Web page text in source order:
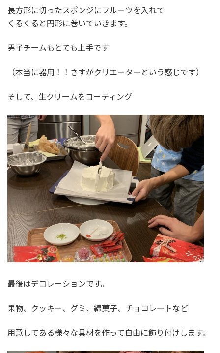
長方形に切ったスポンジにフルーツを入れて
くるくると円形に巻いていきます。
男子チームもとても上手です
（本当に器用！！さすがクリエーターという感じです）
そして、生クリームをコーティング
最後はデコレーションです。
果物、クッキー、グミ、綿菓子、チョコレートなど
用意してある様々な具材を作って自由に飾り付けします。